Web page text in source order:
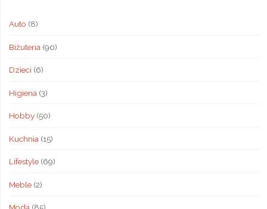
Auto (8)
Biżuteria (90)
Dzieci (6)
Higiena (3)
Hobby(50)
Kuchnia (15)
Lifestyle(69)
Meble(2)